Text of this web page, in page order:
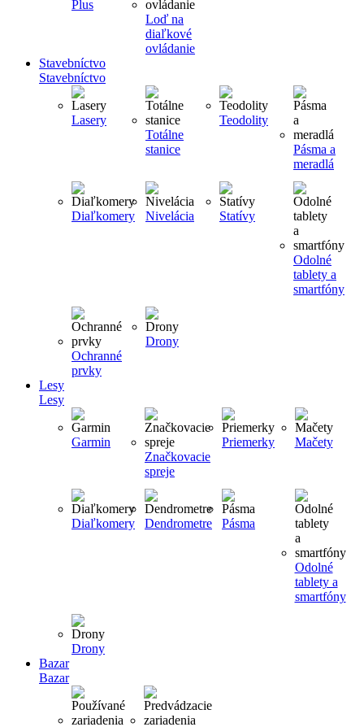
Plus
Loď na
diaľkové
ovládanie
Stavebníctvo
Stavebníctvo
Lasery
Totálne
stanice
Teodolity
Pásma a
meradlá
Diaľkomery Nivelácia Statívy
Odolné
tablety a
smartfóny
Ochranné
prvky
Drony
Lesy
Lesy
Garmin
Značkovacie
spreje
Priemerky Mačety
Diaľkomery Dendrometre Pásma
Odolné
tablety a
smartfóny
Drony
Bazar
Bazar